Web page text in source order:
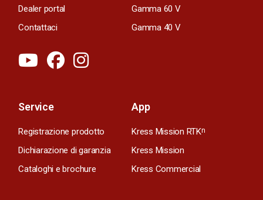
Dealer portal
Contattaci
Gamma 60 V
Gamma 40 V
Service
Registrazione prodotto
Dichiarazione di garanzia
Cataloghi e brochure
App
Kress Mission RTKn
Kress Mission
Kress Commercial